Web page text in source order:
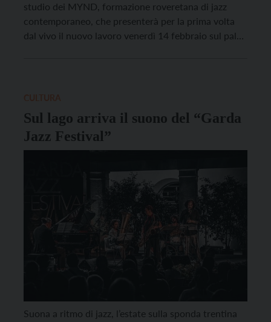
studio dei MYND, formazione roveretana di jazz
contemporaneo, che presenterà per la prima volta
dal vivo il nuovo lavoro venerdì 14 febbraio sul palco
Sul lago arriva il suono del “Garda
Jazz Festival”
Suona a ritmo di jazz, l’estate sulla sponda trentina